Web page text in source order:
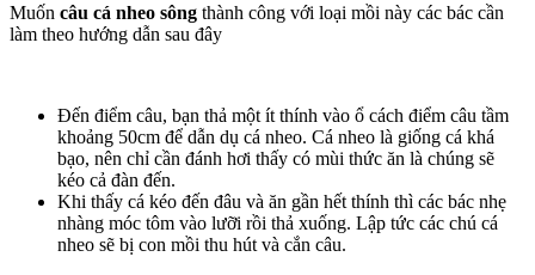
Muốn câu cá nheo sông thành công với loại mồi này các bác cần
làm theo hướng dẫn sau đây
Đến điểm câu, bạn thả một ít thính vào ổ cách điểm câu tầm
khoảng 50cm để dẫn dụ cá nheo. Cá nheo là giống cá khá
bạo, nên chỉ cần đánh hơi thấy có mùi thức ăn là chúng sẽ
kéo cả đàn đến.
Khi thấy cá kéo đến đâu và ăn gần hết thính thì các bác nhẹ
nhàng móc tôm vào lưỡi rồi thả xuống. Lập tức các chú cá
nheo sẽ bị con mồi thu hút và cắn câu.